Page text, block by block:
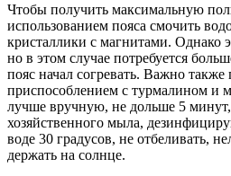
Чтобы получить максимальную
использованием пояса смочить
кристаллики с магнитами. Однако
но в этом случае потребуется
пояс начал согревать. Важно также
приспособлением с турмалином и
лучше вручную, не дольше 5 минут,
хозяйственного мыла,
воде 30 градусов, не отбеливать,
держать на солнце.